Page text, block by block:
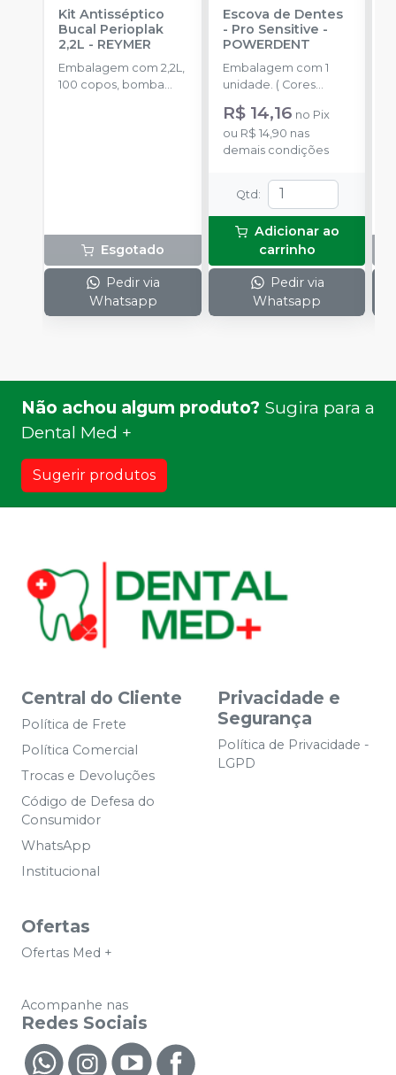
Kit Antisséptico
Bucal Perioplak
2,2L - REYMER
Embalagem com 2,2L,
100 copos, bomba
Esgotado
Pedir via
Whatsapp
Escova de Dentes
- Pro Sensitive -
POWERDENT
Embalagem com 1
unidade. ( Cores
Sortidas)
R$ 14,16 no Pix
ou R$ 14,90 nas
demais condições
Qtd :
Adicionar ao
carrinho
Pedir via
Whatsapp
Não achou algum produto? Sugira para a
Dental Med +
Sugerir produtos
Central do Cliente
Política de Frete
Política Comercial
Trocas e Devoluções
Código de Defesa do
Consumidor
WhatsApp
Institucional
Privacidade e
Segurança
Política de Privacidade -
LGPD
Ofertas
Ofertas Med +
Acompanhe nas
Redes Sociais